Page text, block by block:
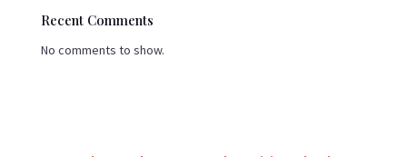
Recent Comments
No comments to show.